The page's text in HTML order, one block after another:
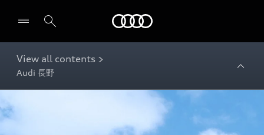
View all contents >
Audi 長野